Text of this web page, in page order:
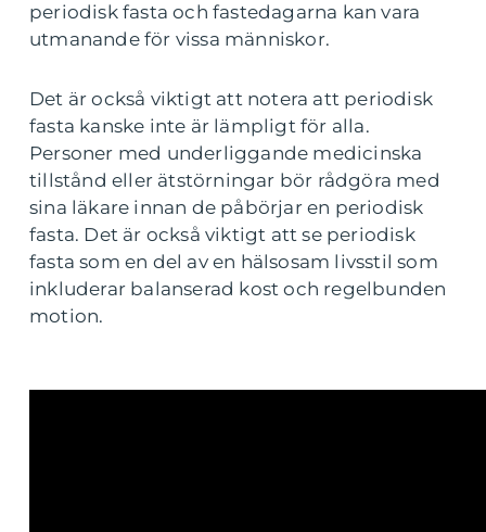
periodisk fasta och fastedagarna kan vara
utmanande för vissa människor.
Det är också viktigt att notera att periodisk
fasta kanske inte är lämpligt för alla.
Personer med underliggande medicinska
tillstånd eller ätstörningar bör rådgöra med
sina läkare innan de påbörjar en periodisk
fasta. Det är också viktigt att se periodisk
fasta som en del av en hälsosam livsstil som
inkluderar balanserad kost och regelbunden
motion.